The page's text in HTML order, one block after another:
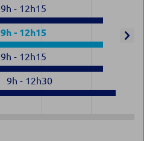
9h - 12h15
9h - 12h15
9h - 12h15
9h - 12h30